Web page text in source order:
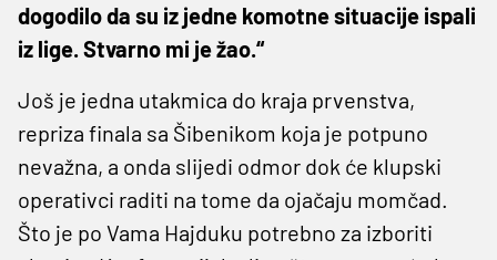
dogodilo da su iz jedne komotne situacije ispali
iz lige. Stvarno mi je žao.“
Još je jedna utakmica do kraja prvenstva,
repriza finala sa Šibenikom koja je potpuno
nevažna, a onda slijedi odmor dok će klupski
operativci raditi na tome da ojačaju momčad.
Što je po Vama Hajduku potrebno za izboriti